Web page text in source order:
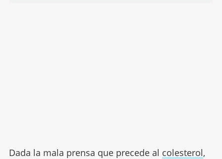
Dada la mala prensa que precede al colesterol,